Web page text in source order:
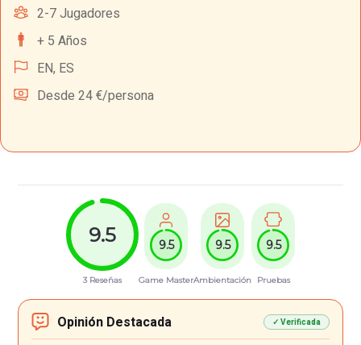
2-7 Jugadores
+ 5 Años
EN, ES
Desde 24 €/persona
9.5
3 Reseñas
9.5
Game Master
9.5
Ambientación
9.5
Pruebas
Opinión Destacada ✓ Verificada